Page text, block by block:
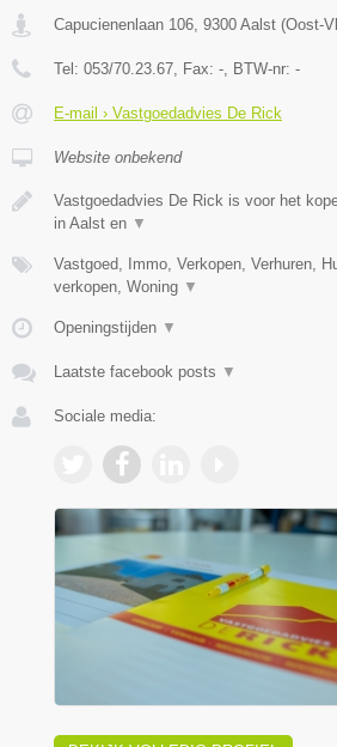
Capucienenlaan 106 9300 Aalst (Oost-
Tel: 053/70.23.67 , Fax: - , BTW-nr: -
E-mail › Vastgoedadvies De Rick
Website onbekend
Vastgoedadvies De Rick is voor het
in Aalst en ▼
Vastgoed, Immo, Verkopen, Verhuren,
verkopen, Woning ▼
Openingstijden ▼
Laatste facebook posts ▼
Sociale media: